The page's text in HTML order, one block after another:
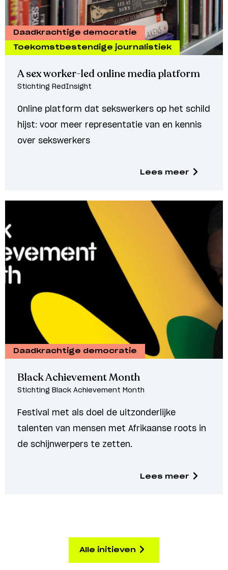
Daadkrachtige democratie
Toekomstbestendige journalistiek
A sex worker-led online media platform
Stichting RedInsight
Online platform dat sekswerkers op het schild
hijst: voor meer representatie van en kennis
over sekswerkers
Lees meer
Daadkrachtige democratie
Black Achievement Month
Stichting Black Achievement Month
Festival met als doel de uitzonderlijke
talenten van mensen met Afrikaanse roots in
de schijnwerpers te zetten.
Lees meer
Alle initieven